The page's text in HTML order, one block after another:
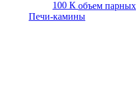
100 К объем
Печи-камины